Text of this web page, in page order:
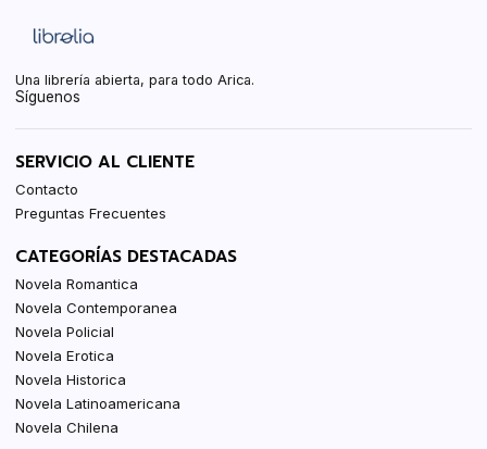
Una librería abierta, para todo Arica.
Síguenos
SERVICIO AL CLIENTE
Contacto
Preguntas Frecuentes
CATEGORÍAS DESTACADAS
Novela Romantica
Novela Contemporanea
Novela Policial
Novela Erotica
Novela Historica
Novela Latinoamericana
Novela Chilena